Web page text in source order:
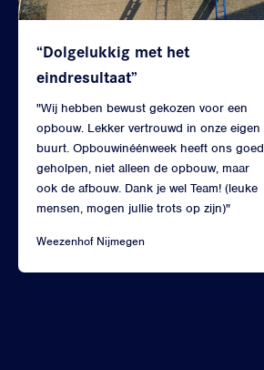
“Dolgelukkig met het
eindresultaat”
"Wij hebben bewust gekozen voor een
opbouw. Lekker vertrouwd in onze eigen
buurt. Opbouwinéénweek heeft ons goed
geholpen, niet alleen de opbouw, maar
ook de afbouw. Dank je wel Team! (leuke
mensen, mogen jullie trots op zijn)"
Weezenhof Nijmegen